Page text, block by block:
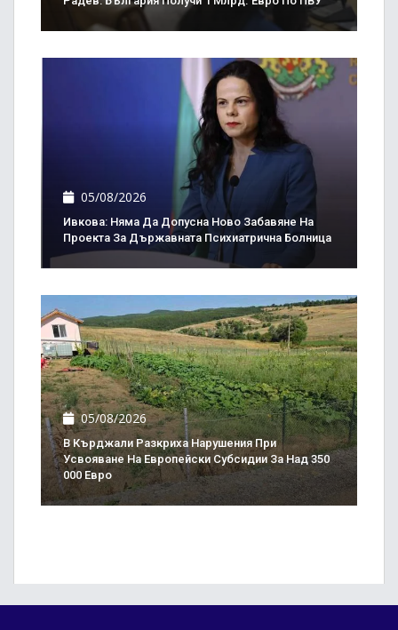
05/08/2026
Ивкова: Няма Да Допусна Ново Забавяне На
Проекта За Държавната Психиатрична Болница
05/08/2026
В Кърджали Разкриха Нарушения При
Усвояване На Европейски Субсидии За Над 350
000 Евро